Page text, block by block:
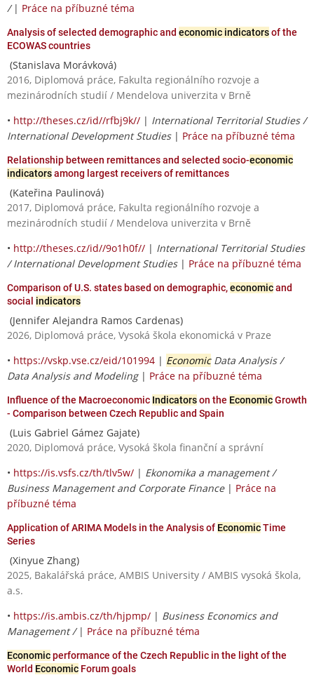
/ | Práce na příbuzné téma
Analysis of selected demographic and economic indicatorsof the
ECOWAS countries
(Stanislava Morávková)
2016, Diplomová práce, Fakulta regionálního rozvoje a
mezinárodních studií / Mendelova univerzita v Brně
• http://theses.cz/id//rfbj9k// | International Territorial Studies /
International Development Studies| Práce na příbuzné téma
Relationship between remittances and selected socio-economic
indicatorsamong largest receivers of remittances
(Kateřina Paulinová)
2017, Diplomová práce, Fakulta regionálního rozvoje a
mezinárodních studií / Mendelova univerzita v Brně
• http://theses.cz/id//9o1h0f// | International Territorial Studies
/ International Development Studies| Práce na příbuzné téma
Comparison of U.S. states based on demographic,economicand
social indicators
(Jennifer Alejandra Ramos Cardenas)
2026, Diplomová práce, Vysoká škola ekonomická v Praze
• https://vskp.vse.cz/eid/101994 | EconomicData Analysis /
Data Analysis and Modeling| Práce na příbuzné téma
Influence of the Macroeconomic Indicatorson the EconomicGrowth
- Comparison between Czech Republic and Spain
(Luis Gabriel Gámez Gajate)
2020, Diplomová práce, Vysoká škola finanční a správní
• https://is.vsfs.cz/th/tlv5w/ | Ekonomika a management /
Business Management and Corporate Finance| Práce na
příbuzné téma
Application of ARIMA Models in the Analysis of EconomicTime
Series
(Xinyue Zhang)
2025, Bakalářská práce, AMBIS University / AMBIS vysoká škola,
a.s.
• https://is.ambis.cz/th/hjpmp/ | Business Economics and
Management / | Práce na příbuzné téma
Economicperformance of the Czech Republic in the light of the
World Economic Forum goals